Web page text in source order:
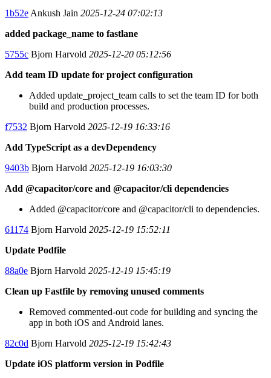
1b52e Ankush Jain 2025-12-24 07:02:13
added package_name to fastlane
5755c Bjorn Harvold 2025-12-20 05:12:56
Add team ID update for project configuration
Added update_project_team calls to set the team ID for both
build and production processes.
f7532 Bjorn Harvold 2025-12-19 16:33:16
Add TypeScript as a devDependency
9403b Bjorn Harvold 2025-12-19 16:03:30
Add @capacitor/core and @capacitor/cli dependencies
Added @capacitor/core and @capacitor/cli to dependencies.
61174 Bjorn Harvold 2025-12-19 15:52:11
Update Podfile
88a0e Bjorn Harvold 2025-12-19 15:45:19
Clean up Fastfile by removing unused comments
Removed commented-out code for building and syncing the
app in both iOS and Android lanes.
82c0d Bjorn Harvold 2025-12-19 15:42:43
Update iOS platform version in Podfile